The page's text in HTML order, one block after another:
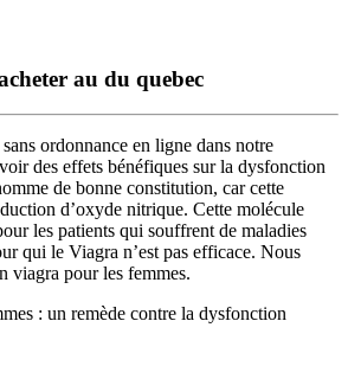
au du quebec
ordonnance en ligne dans notre
des effets bénéfiques sur la dysfonction
de bonne constitution, car cette
d’oxyde nitrique. Cette molécule
les patients qui souffrent de maladies
qui le Viagra n’est pas efficace. Nous
viagra pour les femmes.
: un remède contre la dysfonction